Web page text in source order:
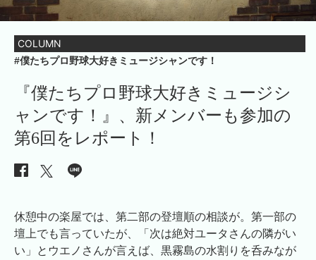
COLUMN
#僕たちプロ野球大好きミュージシャンです！
『僕たちプロ野球大好きミュージシ
ャンです！』、新メンバーも参加の
第6回をレポート！
休憩中の楽屋では、第二部の登壇順の相談が。第一部の
壇上でも言っていたが、「次は絶対ユータさんの隣がい
い」とウエノさんが言えば、黒霧島の水割りを呑みなが